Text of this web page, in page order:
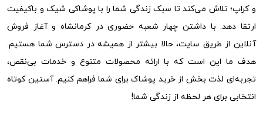
و کراپ؛ تلاش می‌کند تا سبک زندگی شما را با پوشاکی شیک و باکیفیت
ارتقا دهد. با داشتن چهار شعبه حضوری در کرمانشاه و آغاز فروش
آنلاین از طریق سایت، حالا بیشتر از همیشه در دسترس شما هستیم.
هدف ما این است که با ارائه محصولات متنوع و خدمات بی‌نقص،
تجربه‌ای لذت بخش از خرید پوشاک برای شما فراهم کنیم. آستین کوتاه
انتخابی برای هر لحظه از زندگی شما!